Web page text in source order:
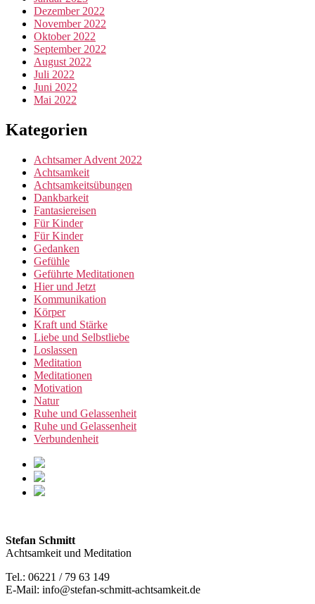
Dezember 2022
November 2022
Oktober 2022
September 2022
August 2022
Juli 2022
Juni 2022
Mai 2022
Kategorien
Achtsamer Advent 2022
Achtsamkeit
Achtsamkeitsübungen
Dankbarkeit
Fantasiereisen
Für Kinder
Für Kinder
Gedanken
Gefühle
Geführte Meditationen
Hier und Jetzt
Kommunikation
Körper
Kraft und Stärke
Liebe und Selbstliebe
Loslassen
Meditation
Meditationen
Motivation
Natur
Ruhe und Gelassenheit
Ruhe und Gelassenheit
Verbundenheit
Stefan Schmitt
Achtsamkeit und Meditation
Tel.: 06221 / 79 63 149
E-Mail: info@stefan-schmitt-achtsamkeit.de